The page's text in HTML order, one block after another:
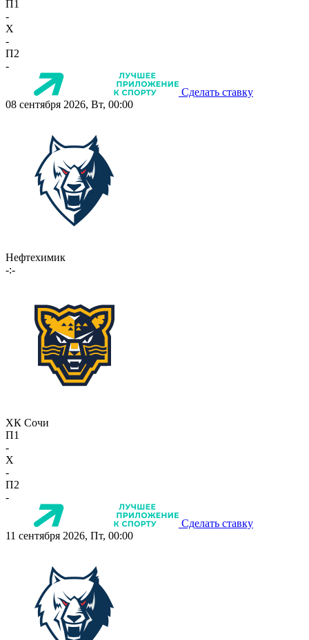
П1
-
X
-
П2
-
Сделать ставку
08 сентября 2026, Вт, 00:00
Нефтехимик
-:-
ХК Сочи
П1
-
X
-
П2
-
Сделать ставку
11 сентября 2026, Пт, 00:00